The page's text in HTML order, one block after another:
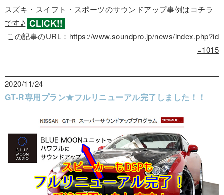
スズキ・スイフト・スポーツのサウンドアップ事例はコチラ
です♪
この記事のURL： https://www.soundpro.jp/news/index.php?id
=1015
2020/11/24
GT-R専用プラン★フルリニューアル完了しました！！